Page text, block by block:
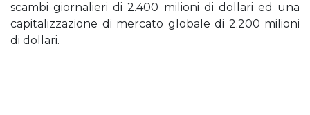
scambi giornalieri di 2.400 milioni di dollari ed una
capitalizzazione di mercato globale di 2.200 milioni
di dollari.